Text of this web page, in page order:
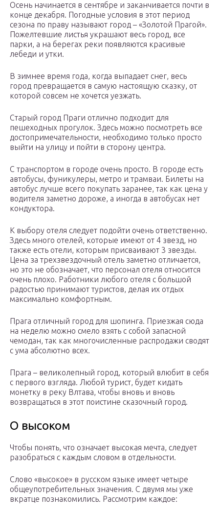
Осень начинается в сентябре и заканчивается почти в
конце декабря. Погодные условия в этот период
сезона по праву называют город – «Золотой Прагой».
Пожелтевшие листья украшают весь город, все
парки, а на берегах реки появляются красивые
лебеди и утки.
В зимнее время года, когда выпадает снег, весь
город превращается в самую настоящую сказку, от
которой совсем не хочется уезжать.
Старый город Праги отлично подходит для
пешеходных прогулок. Здесь можно посмотреть все
достопримечательности, необходимо только просто
выйти на улицу и пойти в сторону центра.
С транспортом в городе очень просто. В городе есть
автобусы, фуникулеры, метро и трамваи. Билеты на
автобус лучше всего покупать заранее, так как цена у
водителя заметно дороже, а иногда в автобусах нет
кондуктора.
К выбору отеля следует подойти очень ответственно.
Здесь много отелей, которые имеют от 4 звезд, но
также есть отели, которым присваивают 3 звезды.
Цена за трехзвездочный отель заметно отличается,
но это не обозначает, что персонал отеля относится
очень плохо. Работники любого отеля с большой
радостью принимают туристов, делая их отдых
максимально комфортным.
Прага отличный город для шопинга. Приезжая сюда
на неделю можно смело взять с собой запасной
чемодан, так как многочисленные распродажи сводят
с ума абсолютно всех.
Прага – великолепный город, который влюбит в себя
с первого взгляда. Любой турист, будет кидать
монетку в реку Влтава, чтобы вновь и вновь
возвращаться в этот поистине сказочный город.
О высоком
Чтобы понять, что означает высокая мечта, следует
разобраться с каждым словом в отдельности.
Слово «высокое» в русском языке имеет четыре
общеупотребительных значения. С двумя мы уже
вкратце познакомились. Рассмотрим каждое: